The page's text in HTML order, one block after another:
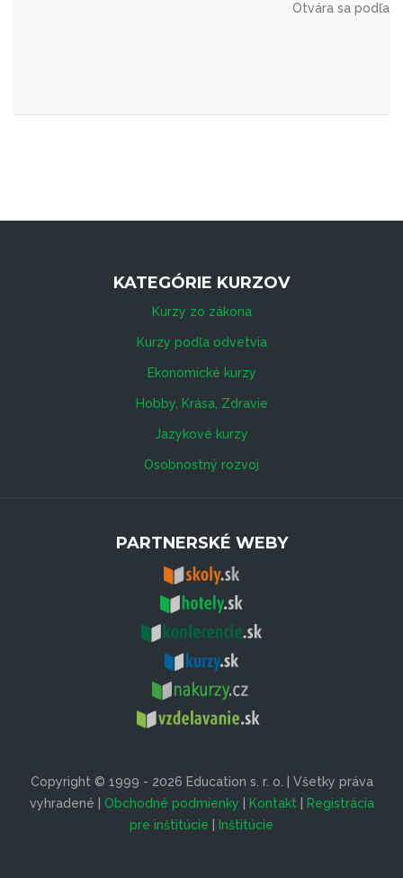
Otvára sa podľa
KATEGÓRIE KURZOV
Kurzy zo zákona
Kurzy podľa odvetvia
Ekonomické kurzy
Hobby, Krása, Zdravie
Jazykové kurzy
Osobnostný rozvoj
PARTNERSKÉ WEBY
Copyright © 1999 - 2026 Education s. r. o. | Všetky práva
vyhradené | Obchodné podmienky | Kontakt | Registrácia
pre inštitúcie | Inštitúcie